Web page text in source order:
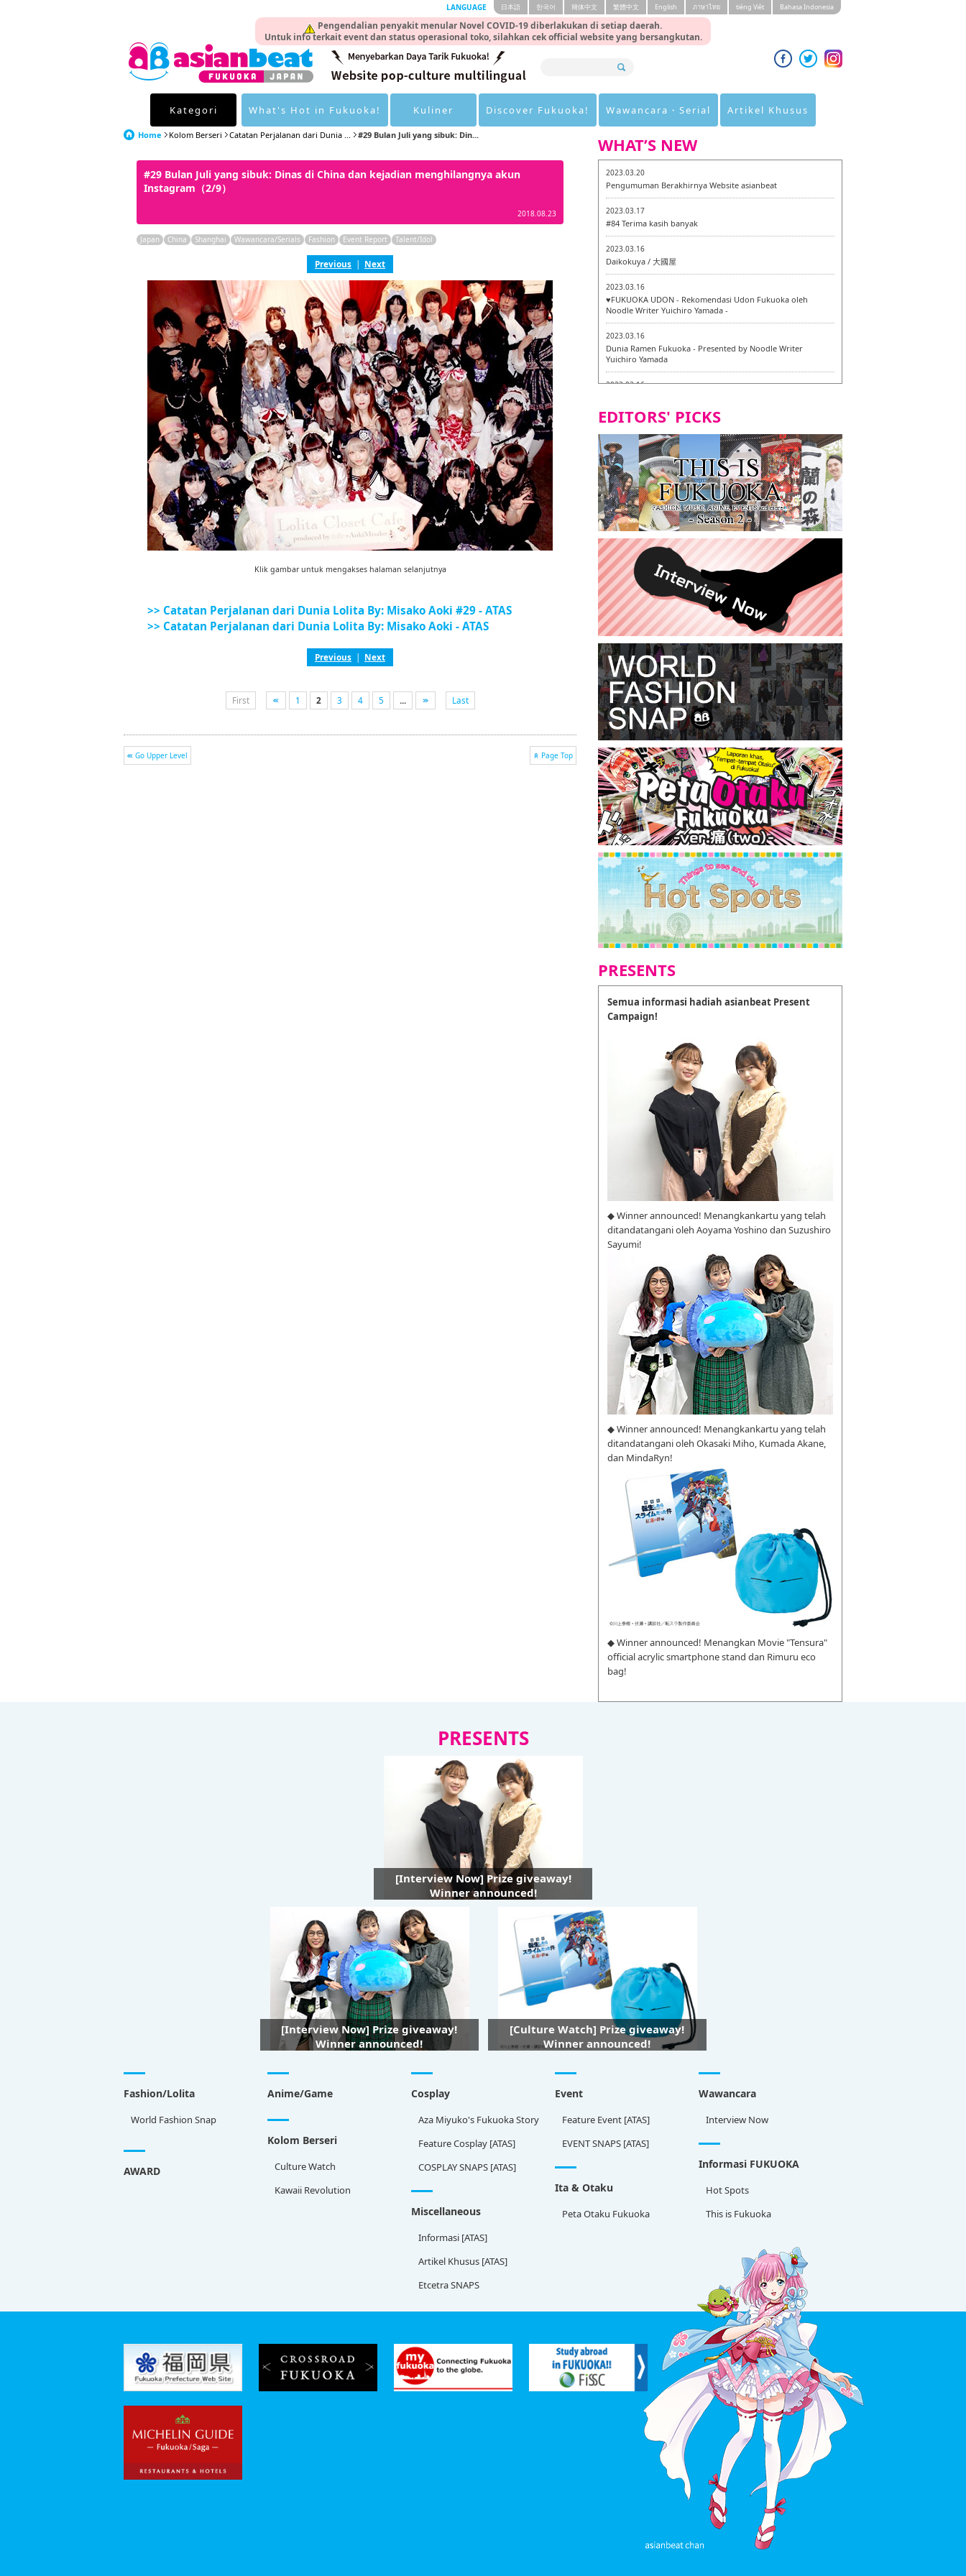
Pengendalian penyakit menular Novel COVID-19 diberlakukan di setiap daerah.
Untuk info terkait event dan status operasional toko, silahkan cek official website yang bersangkutan.
LANGUAGE 日本語 한국어 簡体中文 繁體中文 English ภาษาไทย tiéng Viêt Bahasa Indonesia
Kategori What's Hot in Fukuoka! Kuliner Discover Fukuoka! Wawancara・Serial Artikel Khusus
Home Kolom Berseri Catatan Perjalanan dari Dunia ... #29 Bulan Juli yang sibuk: Din...
#29 Bulan Juli yang sibuk: Dinas di China dan kejadian menghilangnya akun
Instagram（2/9）
2018.08.23
Japan China Shanghai Wawancara/Serials Fashion Event Report Talent/Idol
Previous | Next
Klik gambar untuk mengakses halaman selanjutnya
>> Catatan Perjalanan dari Dunia Lolita By: Misako Aoki #29 - ATAS
>> Catatan Perjalanan dari Dunia Lolita By: Misako Aoki - ATAS
Previous | Next
First 1 2 3 4 5 ... Last
Go Upper Level Page Top
WHAT’S NEW
2023.03.20
Pengumuman Berakhirnya Website asianbeat
2023.03.17
#84 Terima kasih banyak
2023.03.16
Daikokuya / 大國屋
2023.03.16
♥FUKUOKA UDON - Rekomendasi Udon Fukuoka oleh
Noodle Writer Yuichiro Yamada -
2023.03.16
Dunia Ramen Fukuoka - Presented by Noodle Writer
Yuichiro Yamada
2023.03.16
2023.03.15
[Laboratorium Cosplay] - Indonesia - #019 MM Earlene
2023.03.07
Isogiyokarazu Hakata Honten | Keliling Kota Fukuoka
mencicipi menu vegan/vegetarian baru
2023.03.07
Keliling Kota Fukuoka mencicipi menu vegan/vegetarian
baru!
2023.03.04
AGANOYAKI
EDITORS' PICKS
PRESENTS
Semua informasi hadiah asianbeat Present
Campaign!
◆ Winner announced! Menangkankartu yang telah
ditandatangani oleh Aoyama Yoshino dan Suzushiro
Sayumi!
◆ Winner announced! Menangkankartu yang telah
ditandatangani oleh Okasaki Miho, Kumada Akane,
dan MindaRyn!
◆ Winner announced! Menangkan Movie "Tensura"
official acrylic smartphone stand dan Rimuru eco
bag!
PRESENTS
[Interview Now] Prize giveaway!
Winner announced!
[Interview Now] Prize giveaway!
Winner announced!
[Culture Watch] Prize giveaway!
Winner announced!
Fashion/Lolita
World Fashion Snap
Anime/Game Cosplay
Aza Miyuko's Fukuoka Story
Feature Cosplay [ATAS]
COSPLAY SNAPS [ATAS]
Event
Feature Event [ATAS]
EVENT SNAPS [ATAS]
Wawancara
Interview Now
Kolom Berseri
Culture Watch
Kawaii Revolution
Informasi FUKUOKA
Hot Spots
This is Fukuoka
AWARD
Ita & Otaku
Peta Otaku Fukuoka
Miscellaneous
Informasi [ATAS]
Artikel Khusus [ATAS]
Etcetra SNAPS